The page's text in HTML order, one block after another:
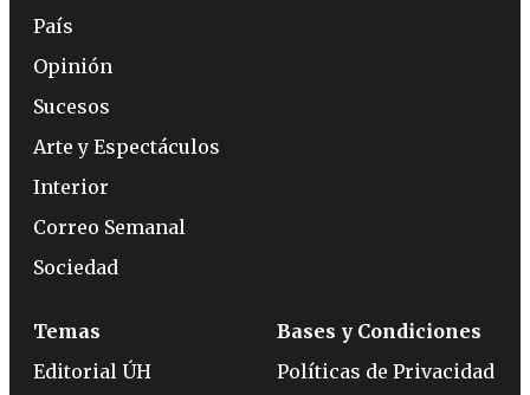
País
Opinión
Sucesos
Arte y Espectáculos
Interior
Correo Semanal
Sociedad
Temas
Editorial ÚH
Bases y Condiciones
Políticas de Privacidad